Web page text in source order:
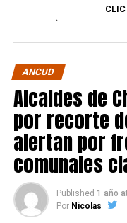
ANCUD
Alcaldes de
por recorte
alertan por
comunales
Published 1 año
Por Nicolas